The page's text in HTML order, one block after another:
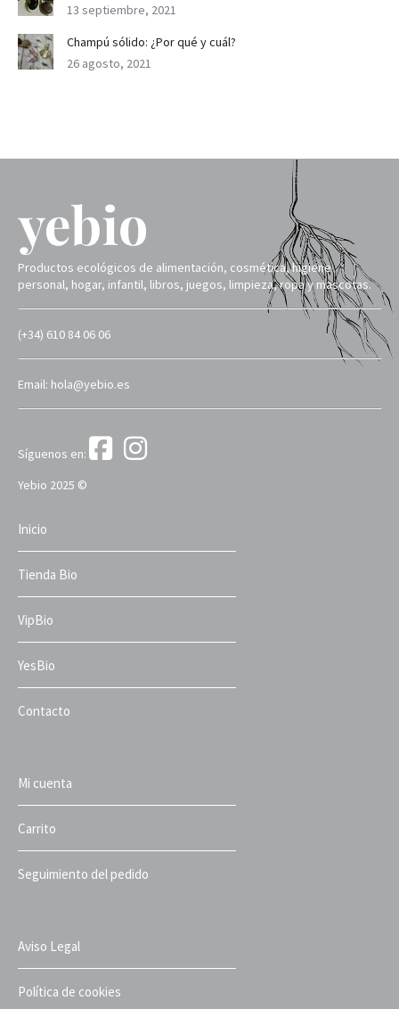
13 septiembre, 2021
Champú sólido: ¿Por qué y cuál?
26 agosto, 2021
Productos ecológicos de alimentación, cosmética, higiene
personal, hogar, infantil, libros, juegos, limpieza, ropa y mascotas.
(+34) 610 84 06 06
Email: hola@yebio.es
Síguenos en:
Yebio 2025 ©
Inicio
Tienda Bio
VipBio
YesBio
Contacto
Mi cuenta
Carrito
Seguimiento del pedido
Aviso Legal
Política de cookies